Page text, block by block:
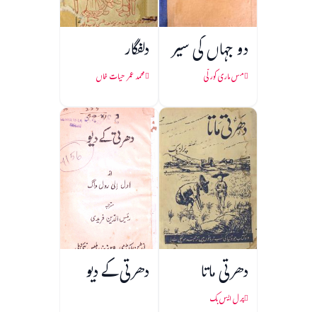
دو جہاں کی سیر
مس ماری کورلّی
دلفگار
محمد عمر حیات خاں
دھرتی ماتا
پرل ایس بک
دھرتی کے دیو